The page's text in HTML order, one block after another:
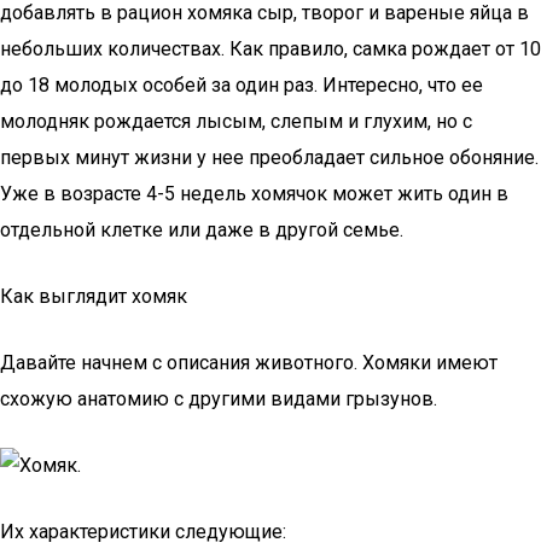
добавлять в рацион хомяка сыр, творог и вареные яйца в
небольших количествах. Как правило, самка рождает от 10
до 18 молодых особей за один раз. Интересно, что ее
молодняк рождается лысым, слепым и глухим, но с
первых минут жизни у нее преобладает сильное обоняние.
Уже в возрасте 4-5 недель хомячок может жить один в
отдельной клетке или даже в другой семье.
Как выглядит хомяк
Давайте начнем с описания животного. Хомяки имеют
схожую анатомию с другими видами грызунов.
Их характеристики следующие: